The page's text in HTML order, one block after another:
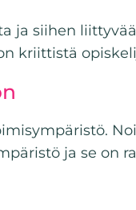
ja siihen
kriittistä
ja se on